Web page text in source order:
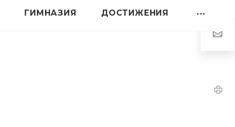
ГИМНАЗИЯ ДОСТИЖЕНИЯ